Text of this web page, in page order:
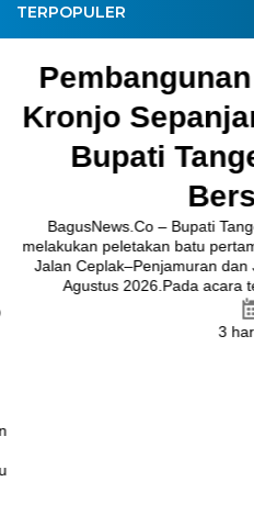
TERPOPULER
Kronjo
Bupati
BagusNews.Co – Bupati
melakukan peletakan batu
Jalan Ceplak–Penjamuran dan
Agustus 2026.Pada acara
3